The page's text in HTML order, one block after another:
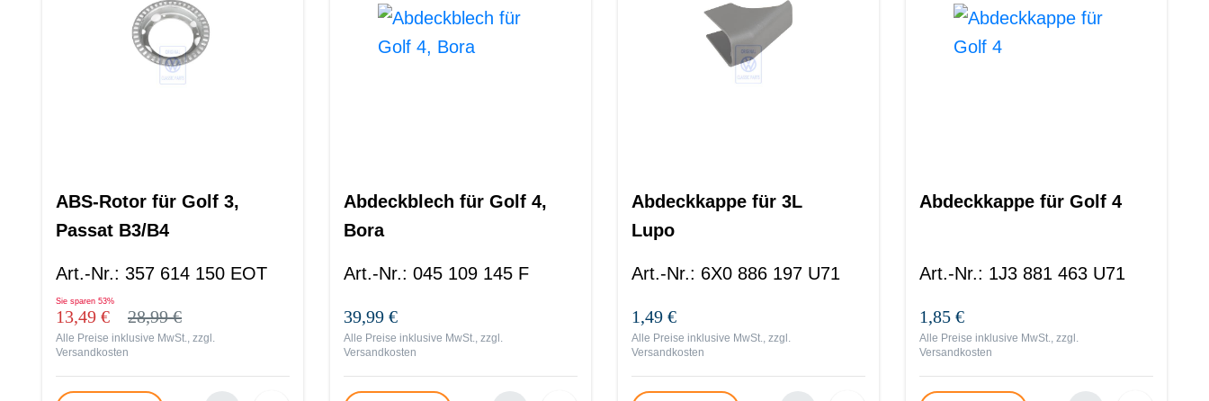
ABS-Rotor für Golf 3,
Passat B3/B4
Art.-Nr.: 357 614 150 EOT
Sie sparen 53%
13,49 € 28,99 €
Alle Preise inklusive MwSt., zzgl.
Versandkosten
Abdeckblech für Golf 4,
Bora
Art.-Nr.: 045 109 145 F
39,99 €
Alle Preise inklusive MwSt., zzgl.
Versandkosten
Abdeckkappe für 3L
Lupo
Art.-Nr.: 6X0 886 197 U71
1,49 €
Alle Preise inklusive MwSt., zzgl.
Versandkosten
Abdeckkappe für Golf 4
Art.-Nr.: 1J3 881 463 U71
1,85 €
Alle Preise inklusive MwSt., zzgl.
Versandkosten